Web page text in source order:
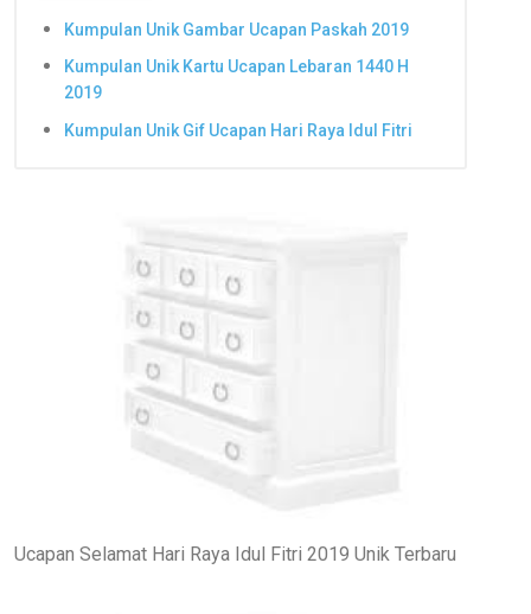
Kumpulan Unik Gambar Ucapan Paskah 2019
Kumpulan Unik Kartu Ucapan Lebaran 1440 H
2019
Kumpulan Unik Gif Ucapan Hari Raya Idul Fitri
Ucapan Selamat Hari Raya Idul Fitri 2019 Unik Terbaru